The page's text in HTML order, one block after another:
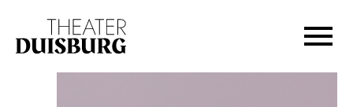
Zur Hauptnavigation springen
Zum Footer springen